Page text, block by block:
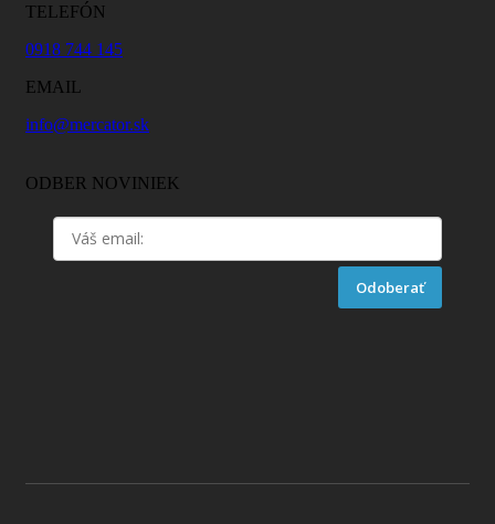
TELEFÓN
0918 744 145
EMAIL
info@mercator.sk
ODBER NOVINIEK
Odoberať